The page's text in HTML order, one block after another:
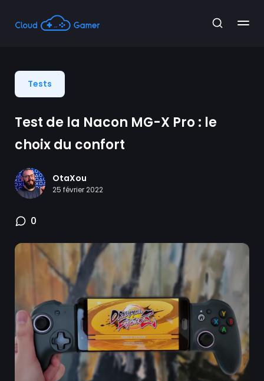
Tests
Test de la Nacon MG-X Pro : le
choix du confort
OtaXou
25 février 2022
0